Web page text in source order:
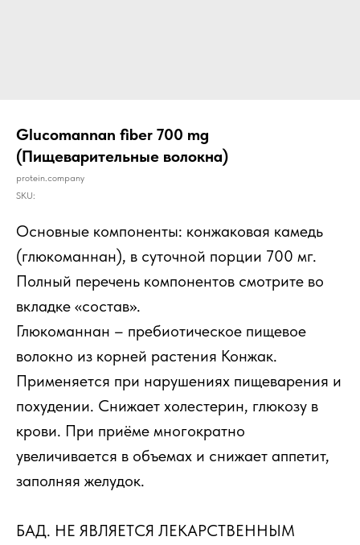
Glucomannan fiber 700 mg
(Пищеварительные волокна)
protein.company
SKU:
Основные компоненты: конжаковая камедь
(глюкоманнан), в суточной порции 700 мг.
Полный перечень компонентов смотрите во
вкладке «состав».
Глюкоманнан – пребиотическое пищевое
волокно из корней растения Конжак.
Применяется при нарушениях пищеварения и
похудении. Снижает холестерин, глюкозу в
крови. При приёме многократно
увеличивается в объемах и снижает аппетит,
заполняя желудок.
БАД. НЕ ЯВЛЯЕТСЯ ЛЕКАРСТВЕННЫМ